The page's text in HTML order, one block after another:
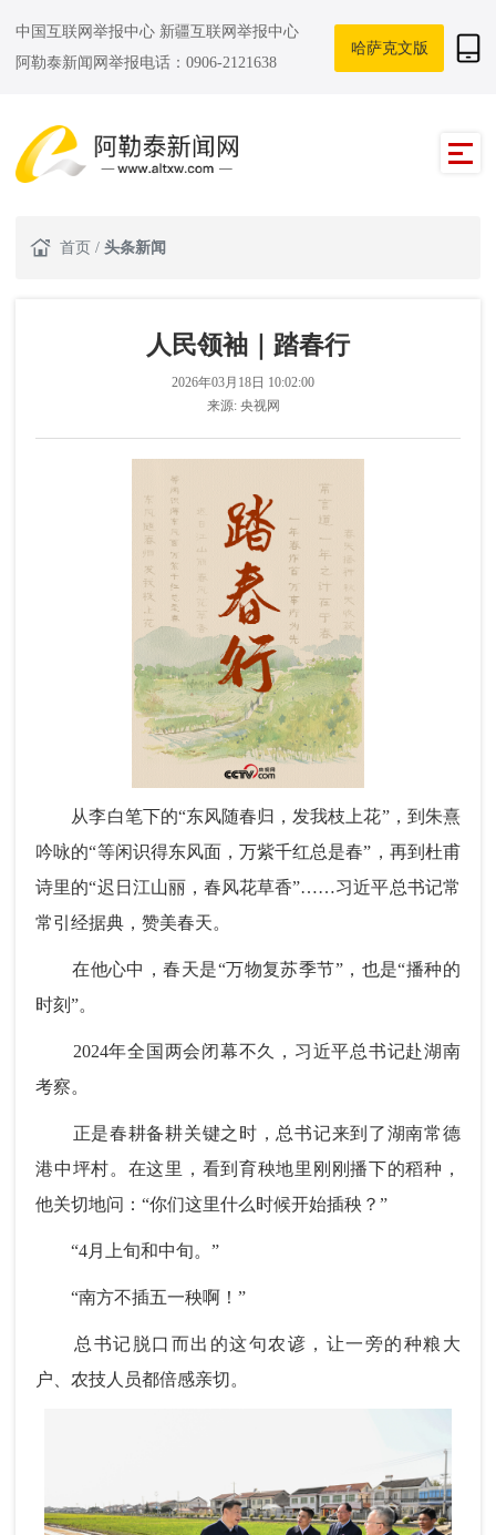
中国互联网举报中心 新疆互联网举报中心
阿勒泰新闻网举报电话：0906-2121638
哈萨克文版
首页 / 头条新闻
人民领袖｜踏春行
2026年03月18日 10:02:00
来源: 央视网
从李白笔下的“东风随春归，发我枝上花”，到朱熹
吟咏的“等闲识得东风面，万紫千红总是春”，再到杜甫
诗里的“迟日江山丽，春风花草香”……习近平总书记常
常引经据典，赞美春天。
在他心中，春天是“万物复苏季节”，也是“播种的
时刻”。
2024年全国两会闭幕不久，习近平总书记赴湖南
考察。
正是春耕备耕关键之时，总书记来到了湖南常德
港中坪村。在这里，看到育秧地里刚刚播下的稻种，
他关切地问：“你们这里什么时候开始插秧？”
“4月上旬和中旬。”
“南方不插五一秧啊！”
总书记脱口而出的这句农谚，让一旁的种粮大
户、农技人员都倍感亲切。